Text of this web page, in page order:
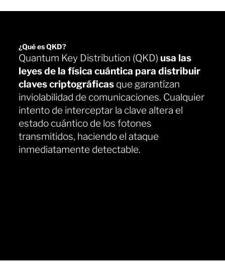
¿Qué es QKD?
Quantum Key Distribution (QKD) usa las
leyes de la física cuántica para distribuir
claves criptográficasque garantízan
inviolabilidad de comunicaciones. Cualquier
intento de interceptar la clave altera el
estado cuántico de los fotones
transmitidos, haciendo el ataque
inmediatamente detectable.